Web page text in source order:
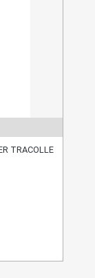
TRACOLLE